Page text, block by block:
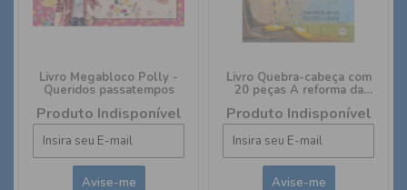
Livro Megabloco Polly -
Queridos passatempos
Produto Indisponível
Livro Quebra-cabeça com
20 peças A reforma da
Produto Indisponível